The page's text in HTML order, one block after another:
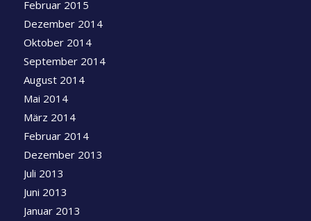
Februar 2015
Dezember 2014
Oktober 2014
September 2014
August 2014
Mai 2014
März 2014
Februar 2014
Dezember 2013
Juli 2013
Juni 2013
Januar 2013